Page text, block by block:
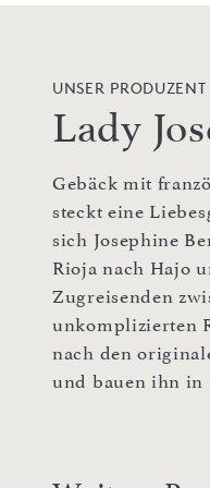
UNSER PRODUZENT
Lady
Gebäck mit
steckt eine
sich Josephine
Rioja nach Hajo
Zugreisenden
unkomplizierten
nach den
und bauen ihn in